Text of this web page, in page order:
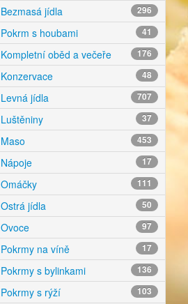
Bezmasá jídla 296
Pokrm s houbami 41
Kompletní oběd a večeře 176
Konzervace 48
Levná jídla 707
Luštěniny 37
Maso 453
Nápoje 17
Omáčky 111
Ostrá jídla 50
Ovoce 97
Pokrmy na víně 17
Pokrmy s bylinkami 136
Pokrmy s rýží 103